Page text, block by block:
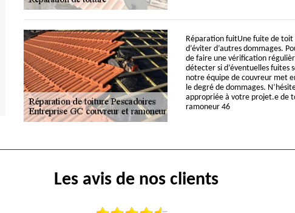
Réparation fuitUne fuite de toit
d’éviter d’autres dommages.
de faire une vérification
détecter si d’éventuelles fuites
notre équipe de couvreur met
le degré de dommages.
appropriée à votre projet.e de
ramoneur 46
Les avis de nos clients